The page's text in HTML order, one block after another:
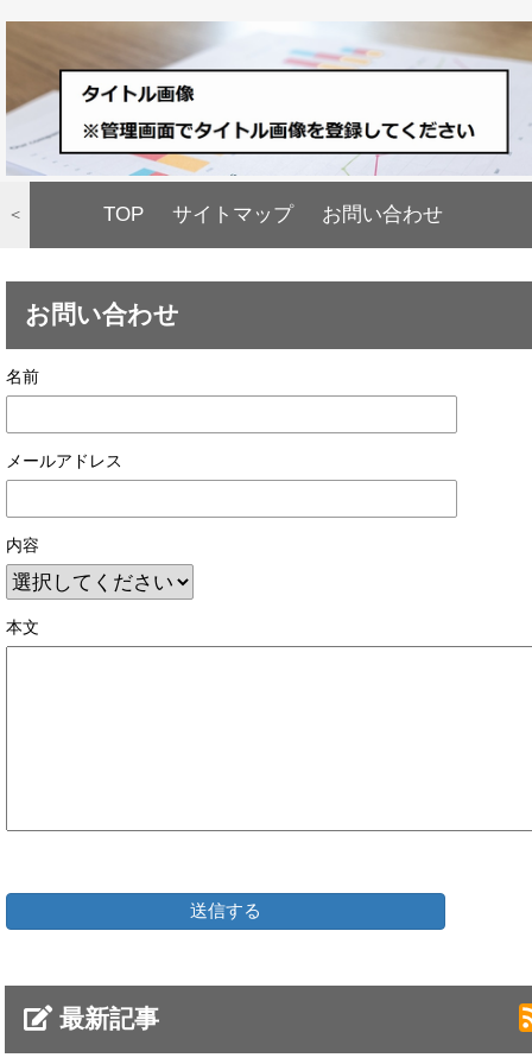
TOP サイトマップ お問い合わせ
＜
お問い合わせ
名前
メールアドレス
内容
本文
最新記事